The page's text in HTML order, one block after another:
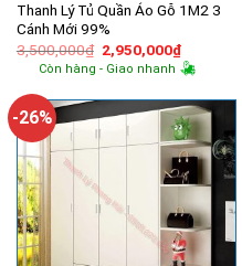
Thanh Lý Tủ Quần Áo Gỗ 1M2 3
Cánh Mới 99%
3,500,000₫ Giá
gốc
là:
2,950,000₫Giá
hiện
tại
Còn hàng - Giao nhanh
-26%